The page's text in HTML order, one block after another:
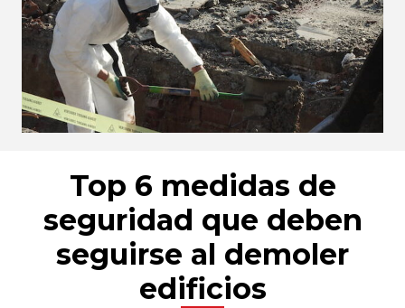
Top 6 medidas de
seguridad que deben
seguirse al demoler
edificios